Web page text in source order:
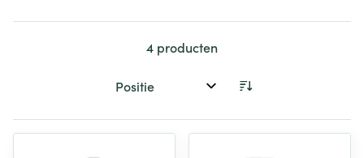
4 producten
Sorteer op: